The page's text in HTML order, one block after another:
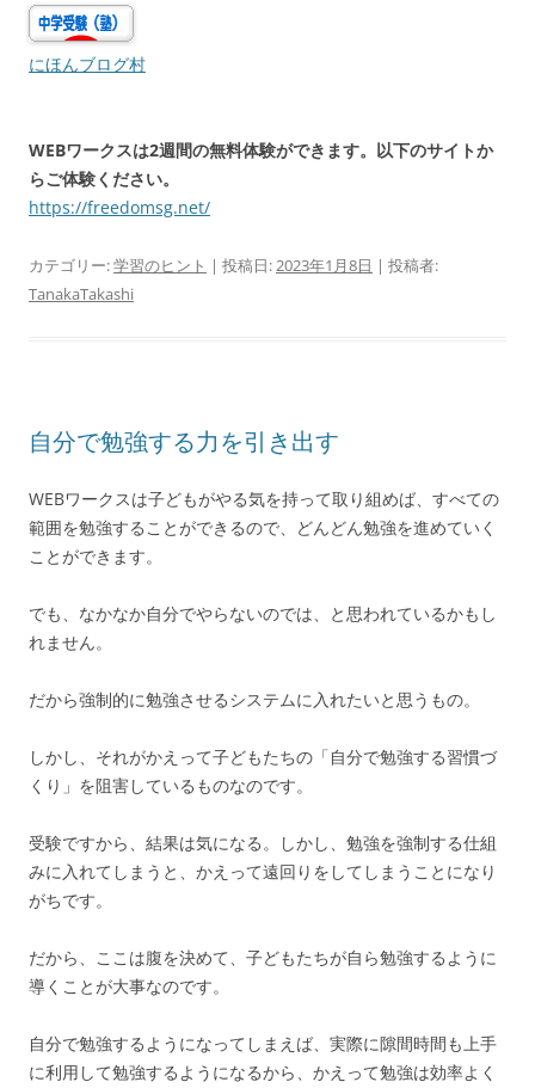
にほんブログ村
WEBワークスは2週間の無料体験ができます。以下のサイトか
らご体験ください。
https://freedomsg.net/
カテゴリー:学習のヒント | 投稿日:2023年1月8日 | 投稿者:
TanakaTakashi
自分で勉強する力を引き出す
WEBワークスは子どもがやる気を持って取り組めば、すべての
範囲を勉強することができるので、どんどん勉強を進めていく
ことができます。
でも、なかなか自分でやらないのでは、と思われているかもし
れません。
だから強制的に勉強させるシステムに入れたいと思うもの。
しかし、それがかえって子どもたちの「自分で勉強する習慣づ
くり」を阻害しているものなのです。
受験ですから、結果は気になる。しかし、勉強を強制する仕組
みに入れてしまうと、かえって遠回りをしてしまうことになり
がちです。
だから、ここは腹を決めて、子どもたちが自ら勉強するように
導くことが大事なのです。
自分で勉強するようになってしまえば、実際に隙間時間も上手
に利用して勉強するようになるから、かえって勉強は効率よく